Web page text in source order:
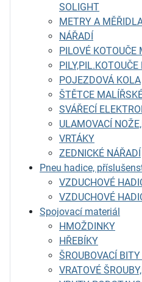
SOLIGHT
METRY A
NÁŘADÍ
PILOVÉ KOTOUČE
POJEZDOVÁ KOLA
ŠTĚTCE
SVÁŘECÍ
ULAMOVACÍ
VRTÁKY
ZEDNICKÉ NÁŘADÍ
Pneu hadice,
VZDUCHOVÉ
VZDUCHOVÉ
Spojovací materiál
HMOŽDINKY
HŘEBÍKY
ŠROUBOVACÍ
VRATOVÉ